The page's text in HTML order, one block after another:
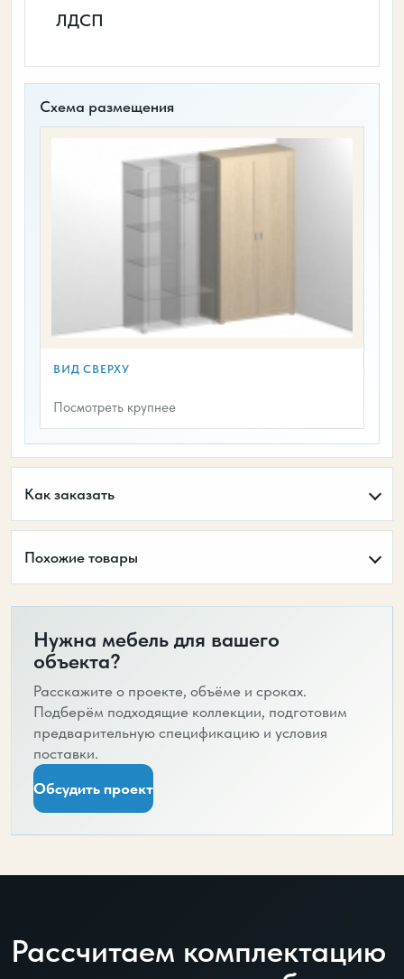
ЛДСП
Схема размещения
ВИД СВЕРХУ
Посмотреть крупнее
Как заказать
Похожие товары
Нужна мебель для вашего
объекта?
Расскажите о проекте, объёме и сроках.
Подберём подходящие коллекции, подготовим
предварительную спецификацию и условия
поставки.
Обсудить проект
Рассчитаем комплектацию